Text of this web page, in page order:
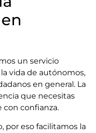
un servicio
vida de autónomos,
en general. La
que necesitas
con confianza.
por eso facilitamos la